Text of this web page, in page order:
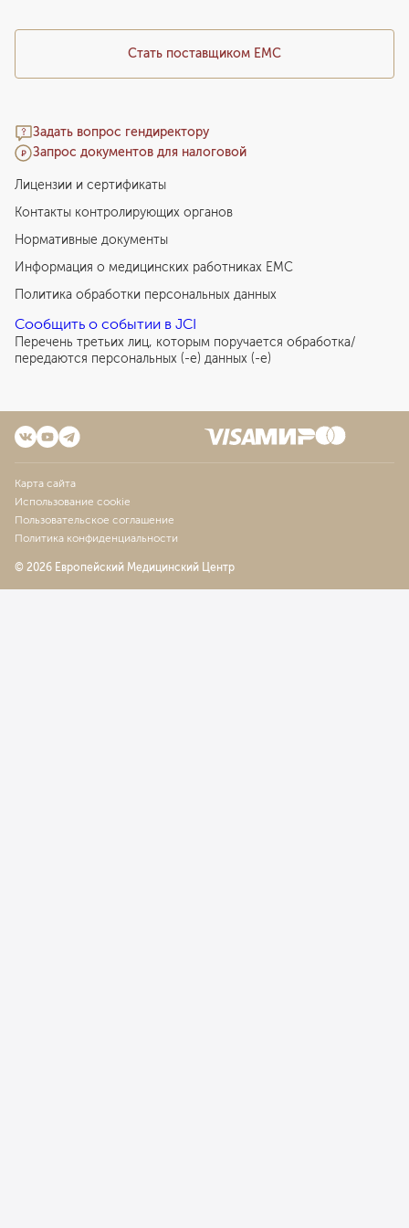
Стать поставщиком ЕМС
Задать вопрос гендиректору
Запрос документов для налоговой
Лицензии и сертификаты
Контакты контролирующих органов
Нормативные документы
Информация о медицинских работниках EMC
Политика обработки персональных данных
Сообщить о событии в JCI
Перечень третьих лиц, которым поручается обработка/
передаются персональных (-е) данных (-е)
Карта сайта
Использование cookie
Пользовательское соглашение
Политика конфиденциальности
© 2026 Европейский Медицинский Центр